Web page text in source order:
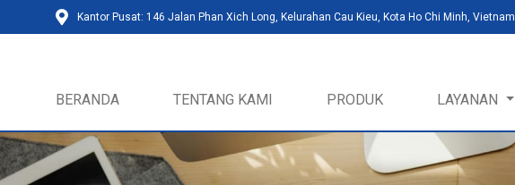
Kantor Pusat: 146 Jalan Phan Xich Long, Kelurahan Cau Kieu, Kota Ho Chi Minh, Vietnam
BERANDA TENTANG KAMI PRODUK LAYANAN